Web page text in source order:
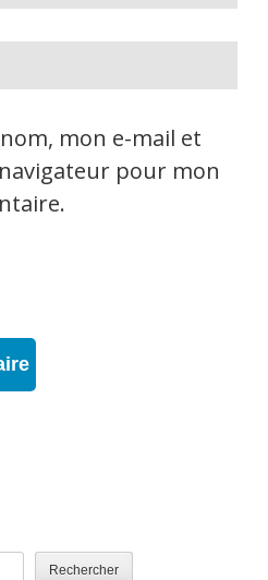
mon e-mail et
pour mon
Rechercher